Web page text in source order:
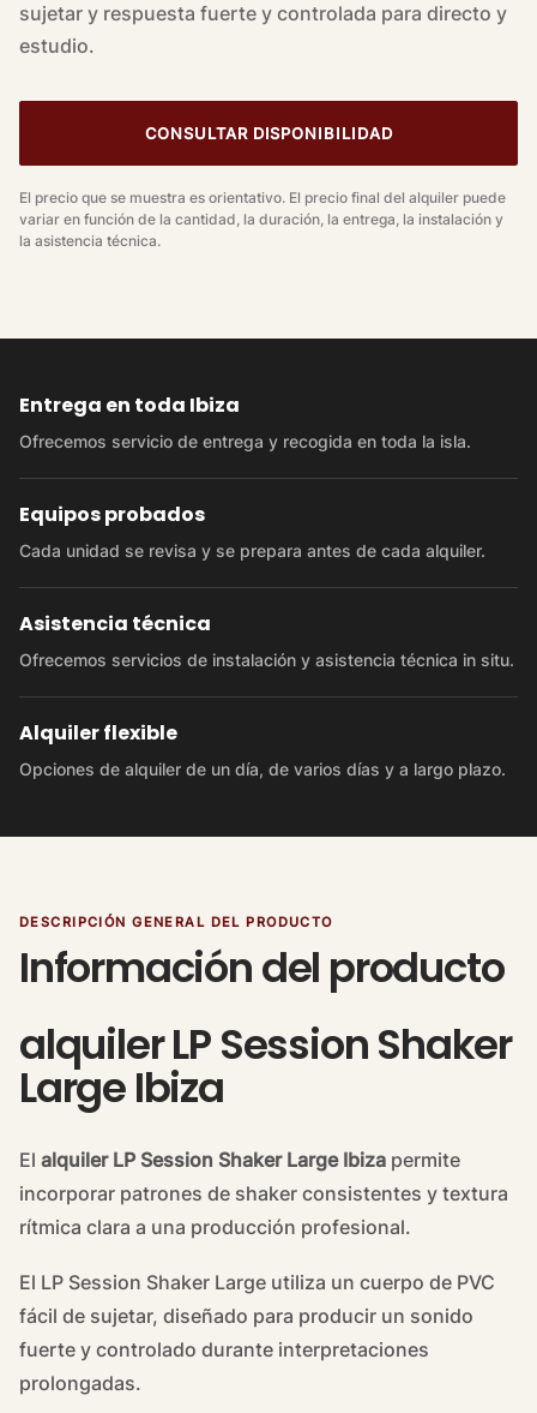
sujetar y respuesta fuerte y controlada para directo y
estudio.
CONSULTAR DISPONIBILIDAD
El precio que se muestra es orientativo. El precio final del alquiler puede
variar en función de la cantidad, la duración, la entrega, la instalación y
la asistencia técnica.
Entrega en toda Ibiza
Ofrecemos servicio de entrega y recogida en toda la isla.
Equipos probados
Cada unidad se revisa y se prepara antes de cada alquiler.
Asistencia técnica
Ofrecemos servicios de instalación y asistencia técnica in situ.
Alquiler flexible
Opciones de alquiler de un día, de varios días y a largo plazo.
DESCRIPCIÓN GENERAL DEL PRODUCTO
Información del producto
alquiler LP Session Shaker
Large Ibiza
El alquiler LP Session Shaker Large Ibiza permite
incorporar patrones de shaker consistentes y textura
rítmica clara a una producción profesional.
El LP Session Shaker Large utiliza un cuerpo de PVC
fácil de sujetar, diseñado para producir un sonido
fuerte y controlado durante interpretaciones
prolongadas.